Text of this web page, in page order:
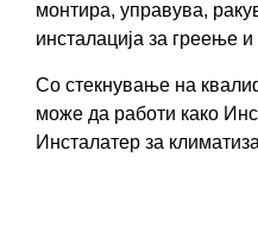
монтира, управува,
инсталација за греење и
Со стекнување на
може да работи како
Инсталатер за